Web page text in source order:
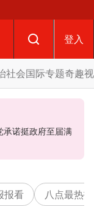
登入
社会国际专题奇趣
：各成员党承诺挺政府至届满
报看 八点最热报